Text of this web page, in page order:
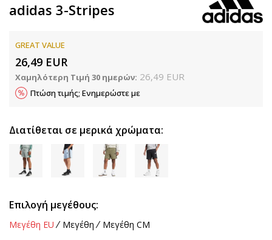
adidas 3-Stripes
GREAT VALUE
26,49 EUR
Χαμηλότερη Τιμή 30 ημερών: 26,49 EUR
Πτώση τιμής; Ενημερώστε με
Διατίθεται σε μερικά χρώματα:
Επιλογή μεγέθους:
Μεγέθη EU Μεγέθη Μεγέθη CM